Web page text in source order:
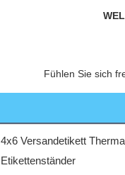
4x6 Versandetikett
Etikettenständer